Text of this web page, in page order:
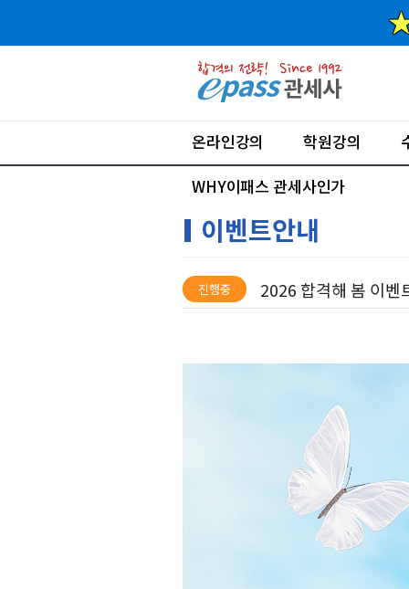
온라인강의 학원강의
WHY이패스 관세사인가
이벤트안내
진행중 2026 합격해 봄 이벤